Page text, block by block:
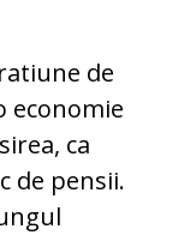
de
economie
ca
de pensii.